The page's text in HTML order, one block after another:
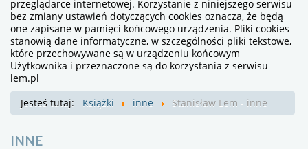
przeglądarce internetowej. Korzystanie z niniejszego serwisu
bez zmiany ustawień dotyczących cookies oznacza, że będą
one zapisane w pamięci końcowego urządzenia. Pliki cookies
stanowią dane informatyczne, w szczególności pliki tekstowe,
które przechowywane są w urządzeniu końcowym
Użytkownika i przeznaczone są do korzystania z serwisu
lem.pl
Jesteś tutaj:
Książki inne Stanisław Lem - inne
INNE